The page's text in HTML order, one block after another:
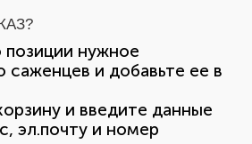
позиции нужное
саженцев и добавьте ее в
и введите данные
эл.почту и номер